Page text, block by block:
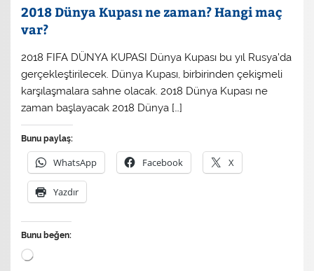
2018 Dünya Kupası ne zaman? Hangi maç
var?
2018 FIFA DÜNYA KUPASI Dünya Kupası bu yıl Rusya’da
gerçekleştirilecek. Dünya Kupası, birbirinden çekişmeli
karşılaşmalara sahne olacak. 2018 Dünya Kupası ne
zaman başlayacak 2018 Dünya […]
Bunu paylaş:
WhatsApp Facebook X
Yazdır
Bunu beğen:
Yükleniyor...